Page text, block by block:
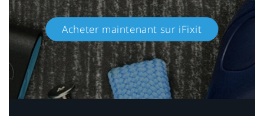
Acheter maintenant sur iFixit​